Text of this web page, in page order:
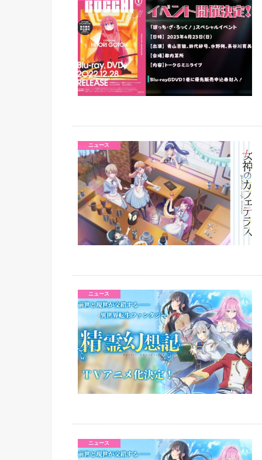
ニュース
ニュース
ニュース